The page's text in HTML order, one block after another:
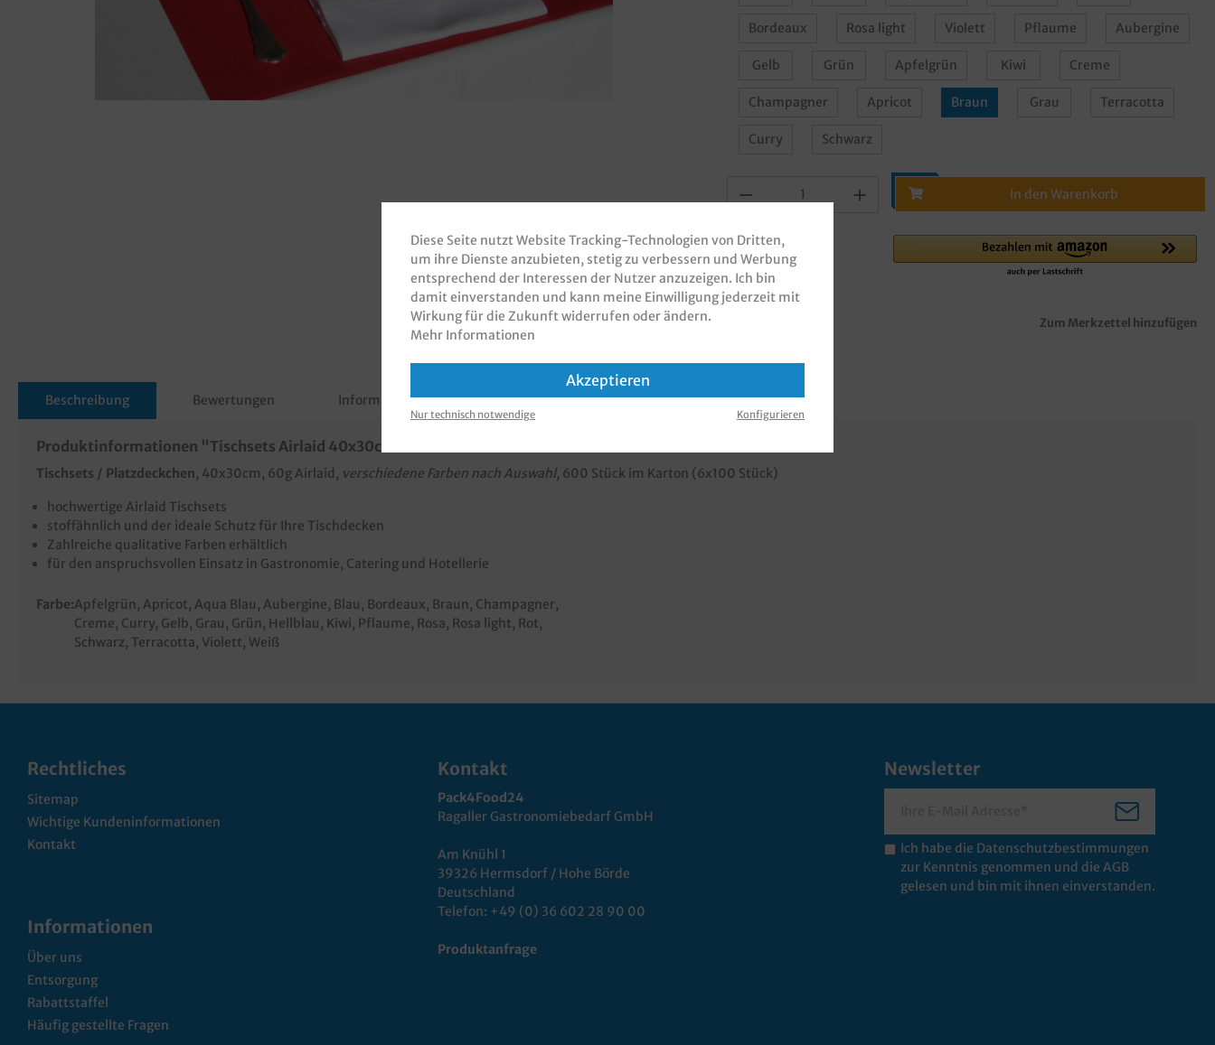
Bordeaux Rosa light Violett Pflaume Aubergine
Gelb Grün Apfelgrün Kiwi Creme
Champagner Apricot Braun Grau Terracotta
Curry Schwarz
In den Warenkorb
Zum Merkzettel hinzufügen
Beschreibung Bewertungen Informationen zur Produktsicherheit
Produktinformationen "Tischsets Airlaid 40x30cm versch. Farben 600St"
Tischsets / Platzdeckchen , 40x30cm, 60g Airlaid, verschiedene Farben nach Auswahl, 600 Stück im Karton (6x100 Stück)
hochwertige Airlaid Tischsets
stoffähnlich und der ideale Schutz für Ihre Tischdecken
Zahlreiche qualitative Farben erhältlich
für den anspruchsvollen Einsatz in Gastronomie, Catering und Hotellerie
Farbe:Apfelgrün , Apricot , Aqua Blau , Aubergine , Blau , Bordeaux , Braun , Champagner
Creme , Curry , Gelb , Grau , Grün , Hellblau , Kiwi , Pflaume , Rosa , Rosa light , Rot
Schwarz , Terracotta , Violett , Weiß
Rechtliches
Sitemap
Wichtige Kundeninformationen
Kontakt
Informationen
Über uns
Entsorgung
Rabattstaffel
Häufig gestellte Fragen
Kontakt
Pack4Food24
Ragaller Gastronomiebedarf GmbH
Am Knühl 1
39326 Hermsdorf / Hohe Börde
Deutschland
Telefon: +49 (0) 36 602 28 90 00
Produktanfrage
Newsletter
Ich habe die Datenschutzbestimmungen
zur Kenntnis genommen und die AGB
gelesen und bin mit ihnen einverstanden.
Diese Seite nutzt Website Tracking-Technologien von Dritten,
um ihre Dienste anzubieten, stetig zu verbessern und Werbung
entsprechend der Interessen der Nutzer anzuzeigen. Ich bin
damit einverstanden und kann meine Einwilligung jederzeit mit
Wirkung für die Zukunft widerrufen oder ändern.
Mehr Informationen
Akzeptieren
Nur technisch notwendige Konfigurieren